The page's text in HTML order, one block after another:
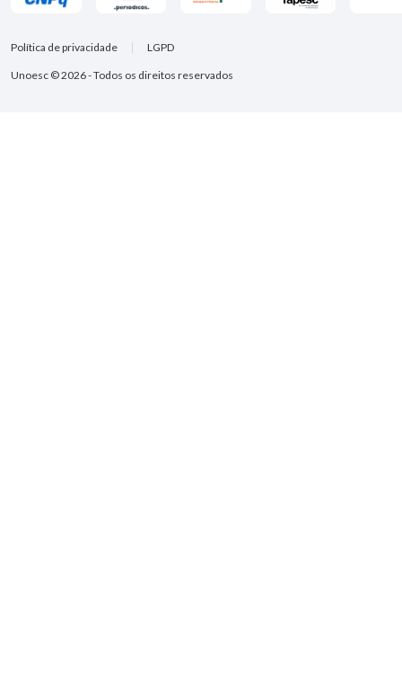
Unoesc © 2026 - Todos os direitos reservados
Política de privacidade LGPD